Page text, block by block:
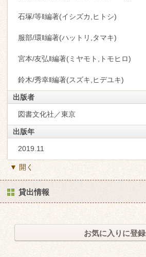
石塚/等‖編著(イシズカ,ヒトシ)
服部/環‖編著(ハットリ,タマキ)
宮本/友弘‖編著(ミヤモト,トモヒロ)
鈴木/秀幸‖編著(スズキ,ヒデユキ)
出版者
図書文化社／東京
出版年
2019.11
▼ 開く
貸出情報
お気に入りに登録